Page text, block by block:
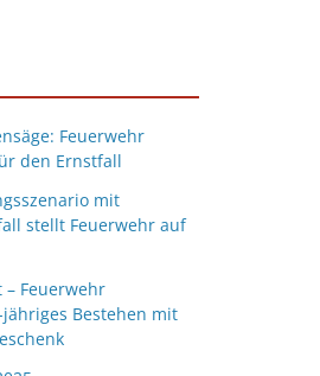
Feuerwehr
den Ernstfall
mit
stellt Feuerwehr auf
– Feuerwehr
Bestehen mit